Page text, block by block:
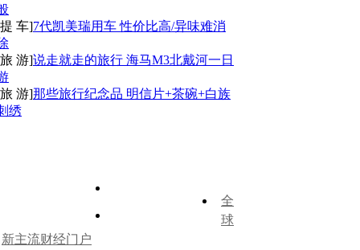
提 车]7代凯美瑞用车 性价比高/异味难消
旅 游]说走就走的旅行 海马M3北戴河一日
旅 游]那些旅行纪念品 明信片+茶碗+白族
绣
全
球
新主流财经门户